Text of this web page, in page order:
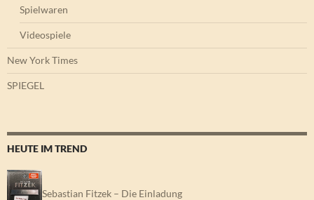
Spielwaren
Videospiele
New York Times
SPIEGEL
HEUTE IM TREND
Sebastian Fitzek – Die Einladung